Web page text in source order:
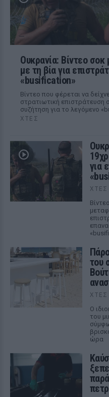
Ουκρανία: Βίντεο σοκ
με τη βία για
«busification»
Βίντεο που φέρεται να
στρατιωτική επιστράτευση
συζήτηση για το λεγόμενο
ΧΤΕΣ
για
ΧΤΕΣ
του
ΧΤΕΣ
Ο
του
ώρα